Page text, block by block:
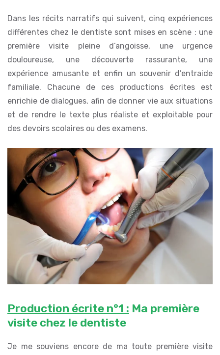
Dans les récits narratifs qui suivent, cinq expériences
différentes chez le dentiste sont mises en scène : une
première visite pleine d’angoisse, une urgence
douloureuse, une découverte rassurante, une
expérience amusante et enfin un souvenir d’entraide
familiale. Chacune de ces productions écrites est
enrichie de dialogues, afin de donner vie aux situations
et de rendre le texte plus réaliste et exploitable pour
des devoirs scolaires ou des examens.
Production écrite n°1 : Ma première
visite chez le dentiste
Je me souviens encore de ma toute première visite